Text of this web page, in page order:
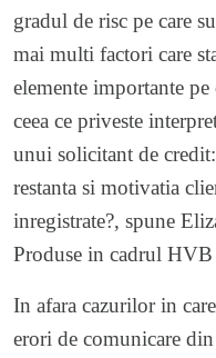
gradul de risc pe care
mai multi factori care
elemente importante pe
ceea ce priveste
unui solicitant de
restanta si motivatia
inregistrate?, spune
Produse in cadrul
In afara cazurilor in
erori de comunicare